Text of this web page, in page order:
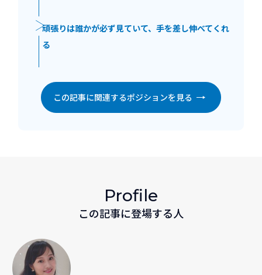
頑張りは誰かが必ず見ていて、手を差し伸べてくれ
る
この記事に関連するポジションを見る
Profile
この記事に登場する人